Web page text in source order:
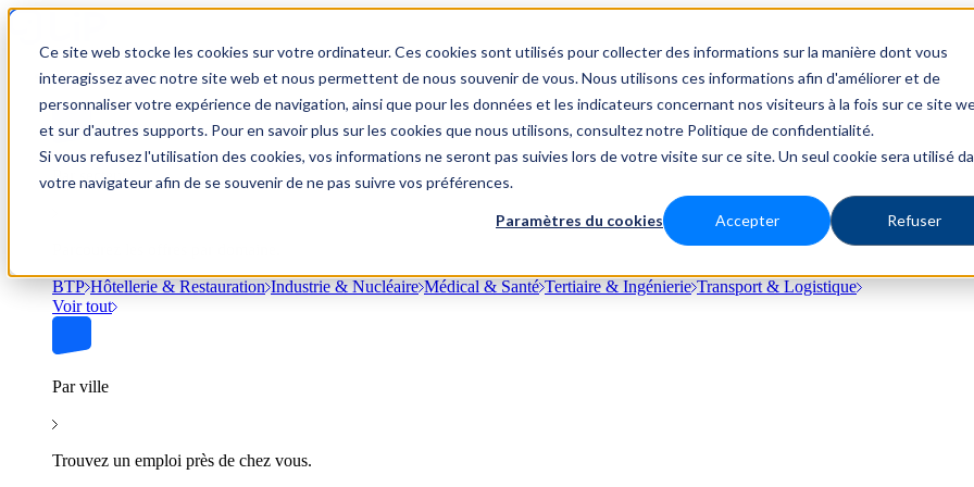
Ce site web stocke les cookies sur votre ordinateur. Ces cookies sont utilisés pour collecter des informations sur la manière dont vous
interagissez avec notre site web et nous permettent de nous souvenir de vous. Nous utilisons ces informations afin d'améliorer et de
personnaliser votre expérience de navigation, ainsi que pour les données et les indicateurs concernant nos visiteurs à la fois sur ce site
et sur d'autres supports. Pour en savoir plus sur les cookies que nous utilisons, consultez notre Politique de confidentialité.
Si vous refusez l'utilisation des cookies, vos informations ne seront pas suivies lors de votre visite sur ce site. Un seul cookie sera utilisé
votre navigateur afin de se souvenir de ne pas suivre vos préférences.
Paramètres du cookies Accepter Refuser
Trouver un emploi
Par secteur
BTP Hôtellerie & Restauration Industrie & Nucléaire Médical & Santé Tertiaire & Ingénierie Transport & Logistique
Voir tout
Par ville
Trouvez un emploi près de chez vous.